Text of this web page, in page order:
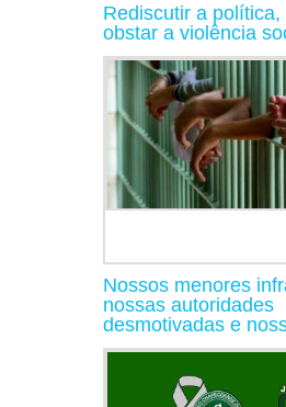
Rediscutir a
obstar a violência
Nossos menores
nossas autoridades
desmotivadas e